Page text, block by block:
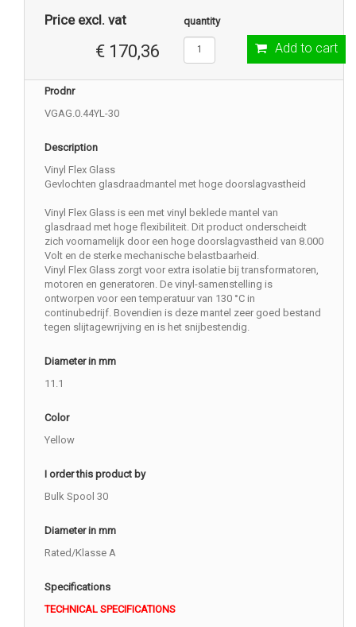
Price excl. vat
€ 170,36
quantity
Add to cart
Prodnr
VGAG.0.44YL-30
Description
Vinyl Flex Glass
Gevlochten glasdraadmantel met hoge doorslagvastheid
Vinyl Flex Glass is een met vinyl beklede mantel van
glasdraad met hoge flexibiliteit. Dit product onderscheidt
zich voornamelijk door een hoge doorslagvastheid van 8.000
Volt en de sterke mechanische belastbaarheid.
Vinyl Flex Glass zorgt voor extra isolatie bij transformatoren,
motoren en generatoren. De vinyl-samenstelling is
ontworpen voor een temperatuur van 130 °C in
continubedrijf. Bovendien is deze mantel zeer goed bestand
tegen slijtagewrijving en is het snijbestendig.
Diameter in mm
11.1
Color
Yellow
I order this product by
Bulk Spool 30
Diameter in mm
Rated/Klasse A
Specifications
TECHNICAL SPECIFICATIONS